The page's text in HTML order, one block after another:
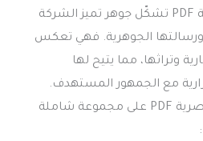
الهوية البصرية في صيغة PDF تشكّل جوهر تميز الشركة
ورسالتها الجوهرية. فهي تعكس
وتراثها، مما يتيح لها
مع الجمهور المستهدف.
تحتوي مفهوم الهوية البصرية PDF على مجموعة شاملة